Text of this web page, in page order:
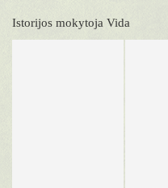
Istorijos mokytoja Vida